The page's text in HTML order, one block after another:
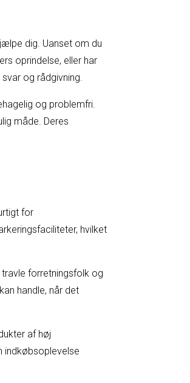
dig. Uanset om du
oprindelse, eller har
og rådgivning.
og problemfri.
måde. Deres
for
hvilket
forretningsfolk og
handle, når det
af høj
indkøbsoplevelse